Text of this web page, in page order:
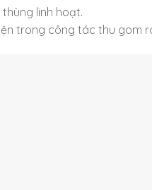
linh hoạt.
trong công tác thu gom